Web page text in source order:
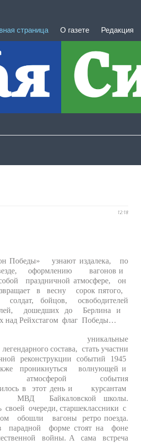
страница О газете Редакция
12:18
Победы» узнают издалека, по
оформлению вагонов и
праздничной атмосфере, он
в весну сорок пятого,
солдат, бойцов, освободителей
дошедших до Берлина и
над Рейхстагом флаг Победы…
уникальные
состава, стать участни
реконструкции событий 1945
проникнуться волнующей и
атмосферой события
в этот день и курсантам
Байкаловской школы.
очереди, старшеклассники с
обошли вагоны ретро поезда.
парадной форместоят на фоне
войны. А сама встреча